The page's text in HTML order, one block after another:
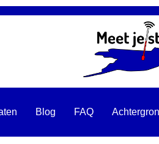
Blog FAQ